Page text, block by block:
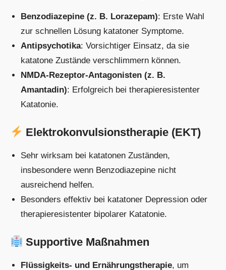
Benzodiazepine (z. B. Lorazepam): Erste Wahl
zur schnellen Lösung katatoner Symptome.
Antipsychotika: Vorsichtiger Einsatz, da sie
katatone Zustände verschlimmern können.
NMDA-Rezeptor-Antagonisten (z. B.
Amantadin): Erfolgreich bei therapieresistenter
Katatonie.
Elektrokonvulsionstherapie (EKT)
Sehr wirksam bei katatonen Zuständen,
insbesondere wenn Benzodiazepine nicht
ausreichend helfen.
Besonders effektiv bei katatoner Depression oder
therapieresistenter bipolarer Katatonie.
Supportive Maßnahmen
Flüssigkeits- und Ernährungstherapie, um